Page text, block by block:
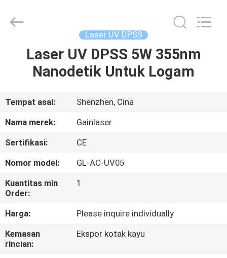
RUMAH
TENTANG
KAMI
TUR
PABRIK
KONTROL
KUALITAS
Laser
Technology
Laser UV DPSS
Laser UV DPSS 5W 355nm
Nanodetik Untuk Logam
Tempat asal:
Shenzhen, Cina
Nama merek:
Gainlaser
Sertifikasi:
CE
Nomor model:
GL-AC-UV05
Kuantitas min
Order:
1
Harga:
Please inquire individually
Kemasan
rincian:
Ekspor kotak kayu